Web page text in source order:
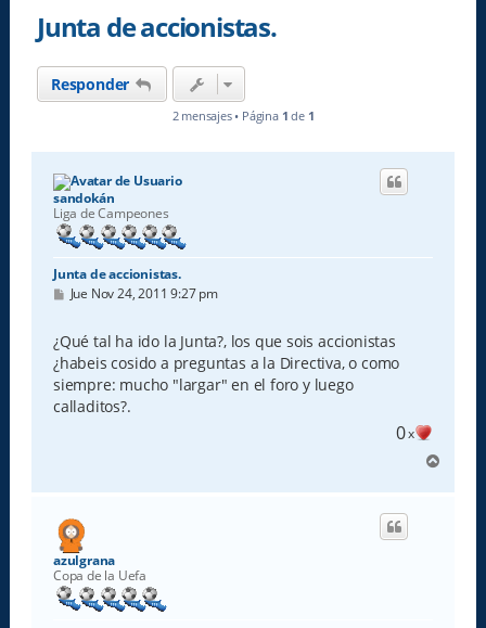
Junta de accionistas.
Responder
2 mensajes • Página 1 de 1
sandokán
Liga de Campeones
Junta de accionistas.
M
s
a
j
e
Jue Nov 24, 2011 9:27 pm
¿Qué tal ha ido la Junta?, los que sois accionistas
¿habeis cosido a preguntas a la Directiva, o como
siempre: mucho "largar" en el foro y luego
calladitos?.
0x
r
azulgrana
Copa de la Uefa